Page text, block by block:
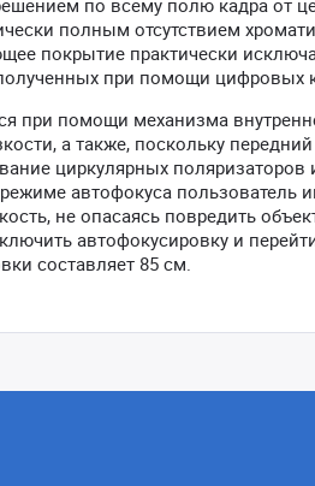
по всему полю кадра от
полным отсутствием
покрытие практически
при помощи цифровых
при помощи механизма
а также, поскольку
циркулярных поляризаторов
автофокуса пользователь
не опасаясь повредить
автофокусировку и
составляет 85 см.